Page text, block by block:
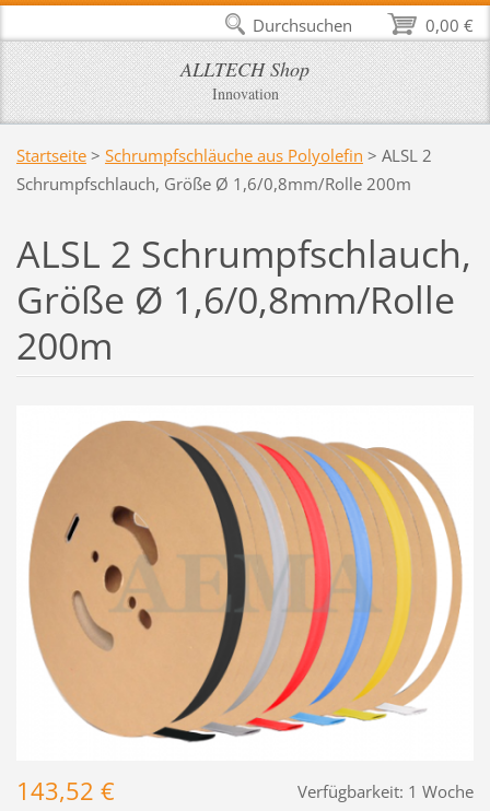
ALLTECH Shop
Innovation
Startseite > Schrumpfschläuche aus Polyolefin > ALSL 2
Schrumpfschlauch, Größe Ø 1,6/0,8mm/Rolle 200m
ALSL 2 Schrumpfschlauch,
Größe Ø 1,6/0,8mm/Rolle
200m
Verfügbarkeit: 1 Woche
143,52 €
0,00 €
Durchsuchen